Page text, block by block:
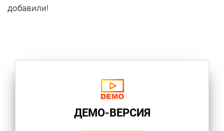
добавили!
ДЕМО-ВЕРСИЯ